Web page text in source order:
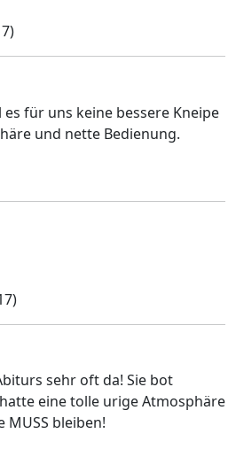
für uns keine bessere Kneipe
und nette Bedienung.
sehr oft da! Sie bot
eine tolle urige Atmosphäre
MUSS bleiben!